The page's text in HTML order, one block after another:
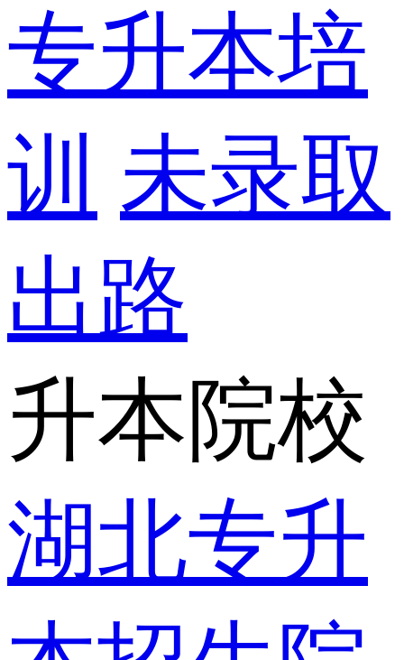
专升本培
训 未录取
出路
升本院校
湖北专升